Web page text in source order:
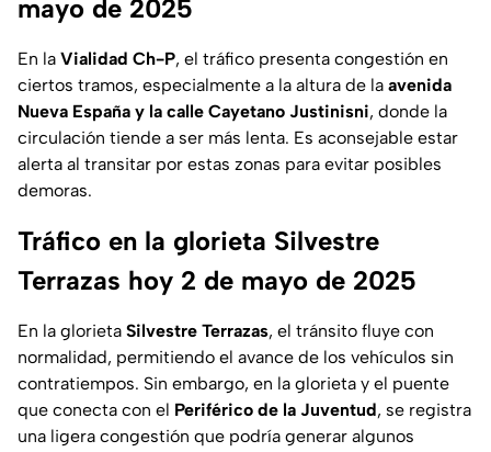
mayo de 2025
En la Vialidad Ch-P, el tráfico presenta congestión en
ciertos tramos, especialmente a la altura de la avenida
Nueva España y la calle Cayetano Justinisni, donde la
circulación tiende a ser más lenta. Es aconsejable estar
alerta al transitar por estas zonas para evitar posibles
demoras.
Tráfico en la glorieta Silvestre
Terrazas hoy 2 de mayo de 2025
En la glorieta Silvestre Terrazas, el tránsito fluye con
normalidad, permitiendo el avance de los vehículos sin
contratiempos. Sin embargo, en la glorieta y el puente
que conecta con el Periférico de la Juventud, se registra
una ligera congestión que podría generar algunos